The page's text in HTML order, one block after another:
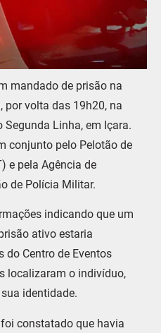
mandado de prisão na
por volta das 19h20, na
Segunda Linha, em Içara.
conjunto pelo Pelotão de
e pela Agência de
de Polícia Militar.
indicando que um
ativo estaria
do Centro de Eventos
localizaram o indivíduo,
identidade.
constatado que havia